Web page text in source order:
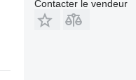
Contacter le vendeur